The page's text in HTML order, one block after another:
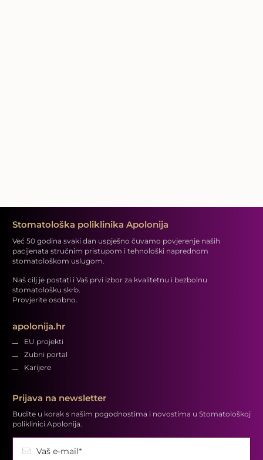
Stomatološka poliklinika Apolonija
Već 50 godina svaki dan uspješno čuvamo povjerenje naših
pacijenata stručnim pristupom i tehnološki naprednom
stomatološkom uslugom.
Naš cilj je postati i Vaš prvi izbor za kvalitetnu i bezbolnu
stomatološku skrb.
Provjerite osobno.
apolonija.hr
EU projekti
Zubni portal
Karijere
Prijava na newsletter
Budite u korak s našim pogodnostima i novostima u Stomatološkoj
poliklinici Apolonija.
Vaš e-mail*